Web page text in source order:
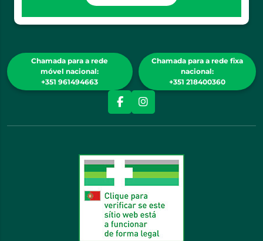
Chamada para a rede
móvel nacional:
+351 961494663
Chamada para a rede fixa
nacional:
+351 218400360